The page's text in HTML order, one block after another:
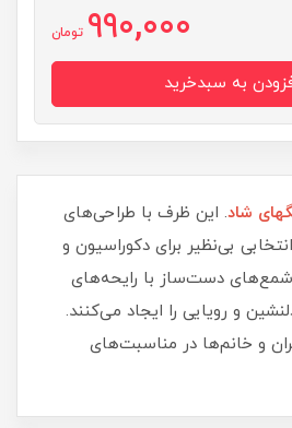
990,000 تومان
شاد. این ظرف با طراحی‌های
بی‌نظیر برای دکوراسیون و
دست‌ساز با رایحه‌های
و رویایی را ایجاد می‌کنند.
و خانم‌ها در مناسبت‌های